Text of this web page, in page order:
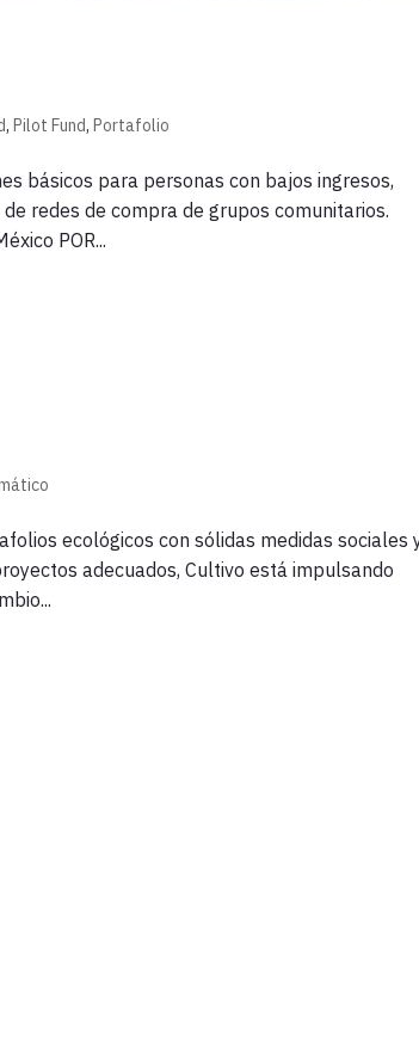
,Pilot Fund,Portafolio
básicos para personas con bajos ingresos,
redes de compra de grupos comunitarios.
POR...
ecológicos con sólidas medidas sociales
adecuados, Cultivo está impulsando